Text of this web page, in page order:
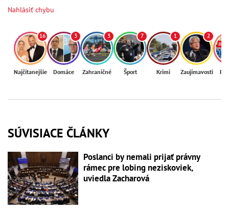
Nahlásiť chybu
16
Najčítanejšie
3
Domáce
3
Zahraničné
7
Šport
1
Krimi
2
Zaujímavosti
SÚVISIACE ČLÁNKY
Poslanci by nemali prijať právny
rámec pre lobing neziskoviek,
uviedla Zacharová